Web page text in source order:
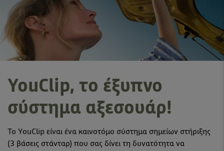
YouClip, το έξυπνο
σύστημα αξεσουάρ!
Το YouClip είναι ένα καινοτόμο σύστημα σημείων στήριξης
(3 βάσεις στάνταρ) που σας δίνει τη δυνατότητα να